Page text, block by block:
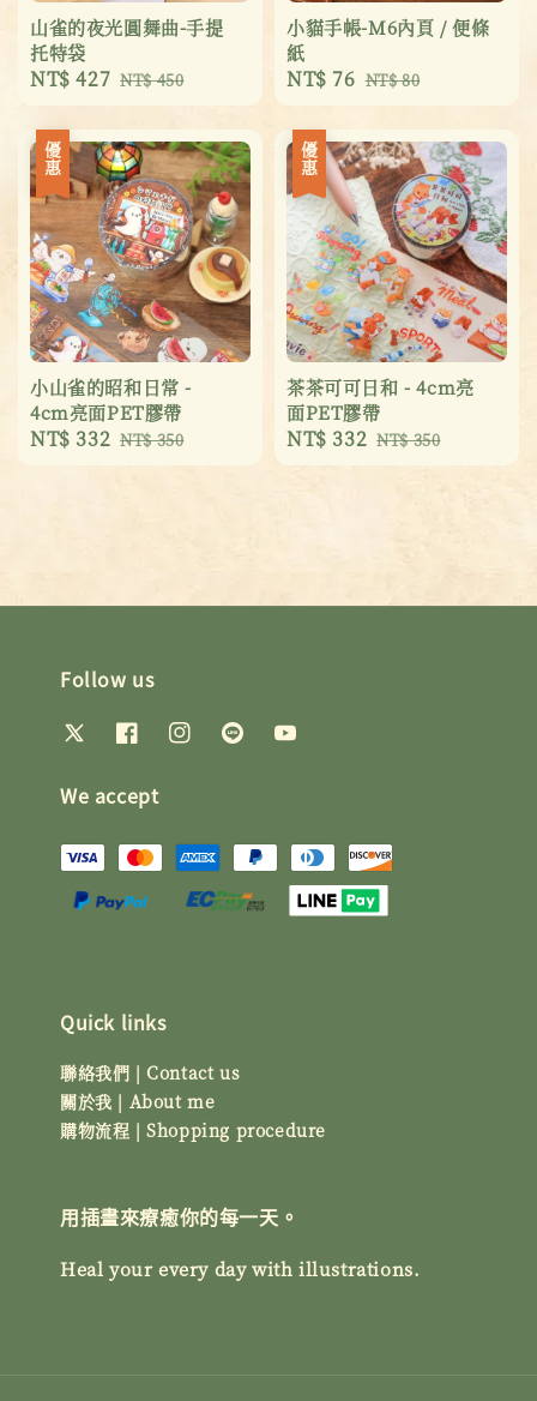
山雀的夜光圓舞曲-手提
托特袋
Sale
NT$ 427 Regular
NT$ 450
小貓手帳-M6內頁 / 便條
紙
Sale
NT$ 76 Regular
NT$ 80
優惠
小山雀的昭和日常 -
4cm亮面PET膠帶
Sale
NT$ 332 Regular
NT$ 350
優惠
茶茶可可日和 - 4cm亮
面PET膠帶
Sale
price
NT$ 332 Regular
price
NT$ 350
Follow us
We accept
Quick links
聯絡我們 | Contact us
關於我 | About me
購物流程 | Shopping procedure
用插畫來療癒你的每一天。
Heal your every day with illustrations.